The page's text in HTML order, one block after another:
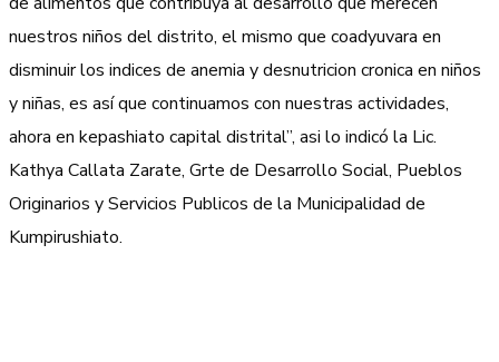
nuestros niños del distrito, el mismo que coadyuvara en
disminuir los indices de anemia y desnutricion cronica en niños
y niñas, es así que continuamos con nuestras actividades,
ahora en kepashiato capital distrital”, asi lo indicó la Lic.
Kathya Callata Zarate, Grte de Desarrollo Social, Pueblos
Originarios y Servicios Publicos de la Municipalidad de
Kumpirushiato.